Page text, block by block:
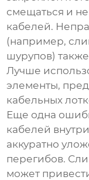
смещаться и
кабелей.
(например,
шурупов)
Лучше
элементы,
кабельных
Еще одна
кабелей
аккуратно
перегибов.
может